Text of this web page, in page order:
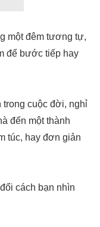
một đêm tương tự,
để bước tiếp hay
cuộc đời, nghỉ
đến một thành
túc, hay đơn giản
cách bạn nhìn